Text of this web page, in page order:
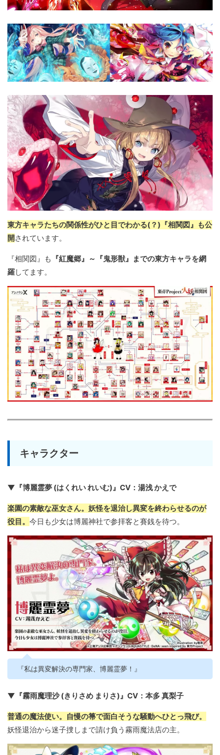
東方キャラたちの関係性がひと目でわかる(？)『相関図』も公
開されています。
『相関図』も 『紅魔郷』～『鬼形獣』までの東方キャラを網
羅してます。
キャラクター
▼『博麗霊夢 (はくれい れいむ)』CV：湯浅 かえで
楽園の素敵な巫女さん。妖怪を退治し異変を終わらせるのが
役目。 今日も少女は博麗神社で参拝客と賽銭を待つ。
『私は異変解決の専門家、博麗霊夢！』
▼『霧雨魔理沙 (きりさめ まりさ)』CV：本多 真梨子
普通の魔法使い。自慢の箒で面白そうな騒動へひとっ飛び。
妖怪退治から迷子捜しまで請け負う霧雨魔法店の主。